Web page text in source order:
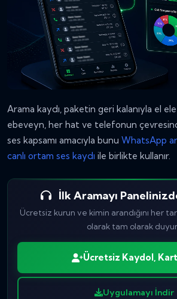
Arama kaydı, paketin geri kalanıyla el ele
ebeveyn, her hat ve telefonun
ses kapsamı amacıyla bunu WhatsApp
canlı ortam ses kaydı ile birlikte kullanır.
İlk Aramayı
Ücretsiz kurun ve kimin arandığını her
olarak tam olarak
Ücretsiz Kaydol,
Uygulamayı İndir